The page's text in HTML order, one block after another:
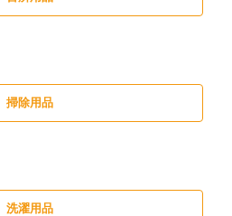
掃除用品
洗濯用品